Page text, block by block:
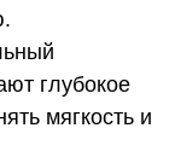
глубокое
мягкость и